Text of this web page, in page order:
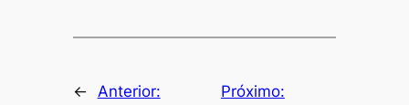
←
Anterior:
Próximo: